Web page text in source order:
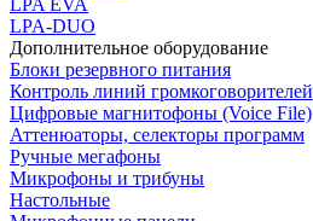
LPA EVA
LPA-DUO
Дополнительное оборудование
Блоки резервного питания
Контроль линий громкоговорителей
Цифровые магнитофоны (Voice File)
Аттенюаторы, селекторы программ
Ручные мегафоны
Микрофоны и трибуны
Настольные